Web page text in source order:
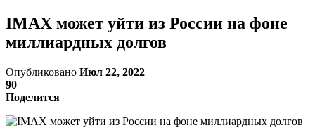
IMAX может уйти из России на фоне
миллиардных долгов
Опубликовано Июл 22, 2022
90
Поделится